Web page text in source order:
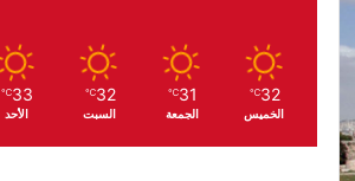
32
℃
الخميس
31
℃
الجمعة
32
℃
السبت
33
℃
الأحد